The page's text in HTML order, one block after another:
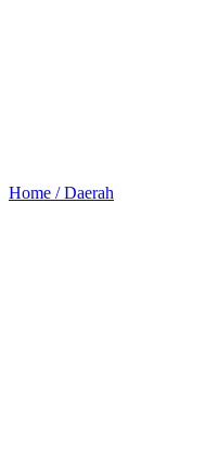
Home /Daerah